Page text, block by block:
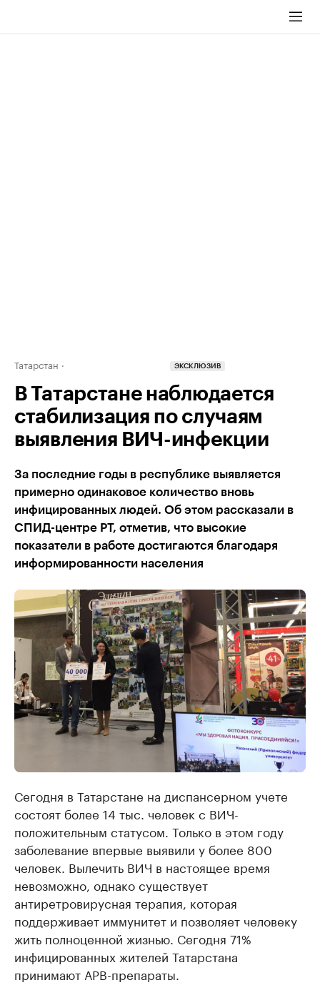
Татарстан ЭКСКЛЮЗИВ
В Татарстане наблюдается
стабилизация по случаям
выявления ВИЧ-инфекции
За последние годы в республике выявляется
примерно одинаковое количество вновь
инфицированных людей. Об этом рассказали в
СПИД-центре РТ, отметив, что высокие
показатели в работе достигаются благодаря
информированности населения
Сегодня в Татарстане на диспансерном учете
состоят более 14 тыс. человек с ВИЧ-
положительным статусом. Только в этом году
заболевание впервые выявили у более 800
человек. Вылечить ВИЧ в настоящее время
невозможно, однако существует
антиретровирусная терапия, которая
поддерживает иммунитет и позволяет человеку
жить полноценной жизнью. Сегодня 71%
инфицированных жителей Татарстана
принимают АРВ-препараты.